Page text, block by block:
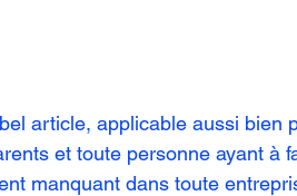
article, applicable aussi bien
et toute personne ayant à
manquant dans toute